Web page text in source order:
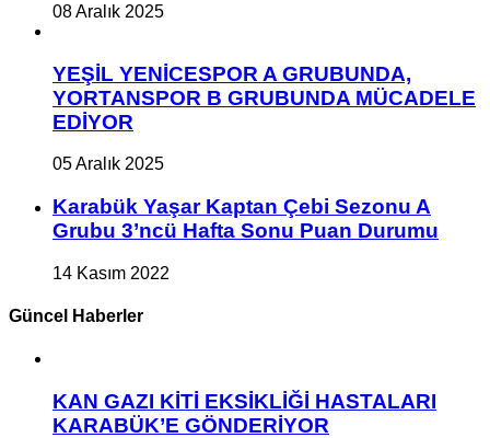
08 Aralık 2025
YEŞİL YENİCESPOR A GRUBUNDA,
YORTANSPOR B GRUBUNDA MÜCADELE
EDİYOR
05 Aralık 2025
Karabük Yaşar Kaptan Çebi Sezonu A
Grubu 3’ncü Hafta Sonu Puan Durumu
14 Kasım 2022
Güncel Haberler
KAN GAZI KİTİ EKSİKLİĞİ HASTALARI
KARABÜK’E GÖNDERİYOR